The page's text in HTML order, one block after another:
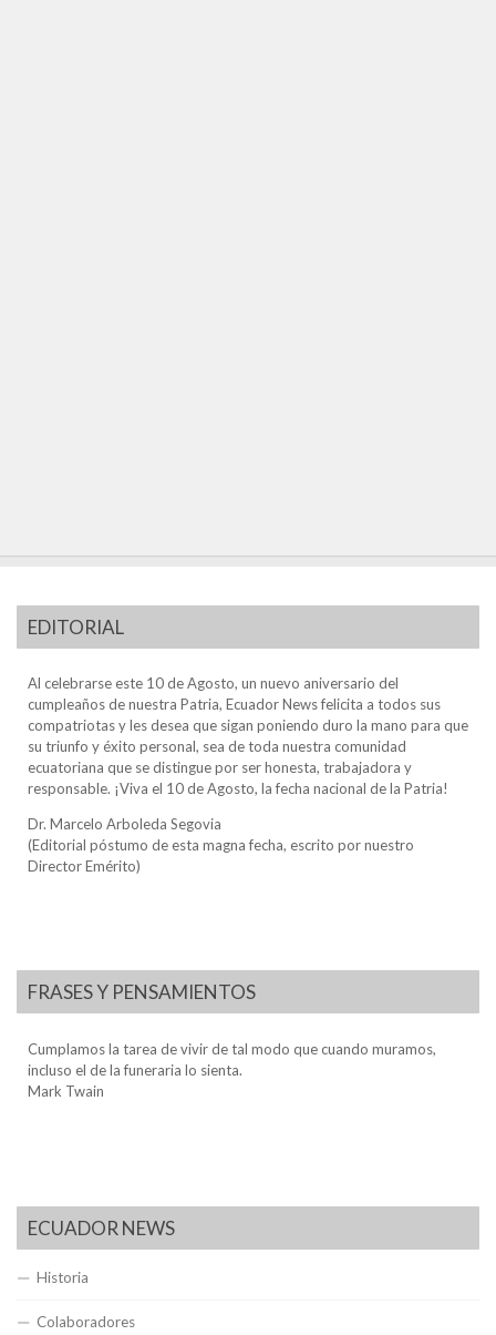
EDITORIAL
Al celebrarse este 10 de Agosto, un nuevo aniversario del
cumpleaños de nuestra Patria, Ecuador News felicita a todos sus
compatriotas y les desea que sigan poniendo duro la mano para que
su triunfo y éxito personal, sea de toda nuestra comunidad
ecuatoriana que se distingue por ser honesta, trabajadora y
responsable. ¡Viva el 10 de Agosto, la fecha nacional de la Patria!
Dr. Marcelo Arboleda Segovia
(Editorial póstumo de esta magna fecha, escrito por nuestro
Director Emérito)
FRASES Y PENSAMIENTOS
Cumplamos la tarea de vivir de tal modo que cuando muramos,
incluso el de la funeraria lo sienta.
Mark Twain
ECUADOR NEWS
Historia
Colaboradores